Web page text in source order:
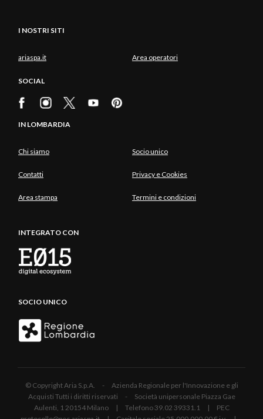
I NOSTRI SITI
ariaspa.it Area operatori
SOCIAL
IN LOMBARDIA
Chi siamo Socio unico
Contatti Privacy e Cookies
Area stampa Termini e condizioni
INTEGRATO CON
SOCIO UNICO
© Copyright Aria S.p.A. - Azienda Regionale per l'Innovazione e gli
Acquisti Tutti i diritti riservati - Società unipersonale Piazza Gae
Aulenti, 1 20154 Milano | Telefono 39.02 39331.1 | PEC